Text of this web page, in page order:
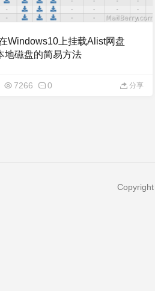
Windows10上挂载Alist网盘
地磁盘的简易方法
7266 0 分享